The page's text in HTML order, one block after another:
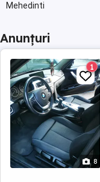
Mehedinti
Anunțuri
8
1